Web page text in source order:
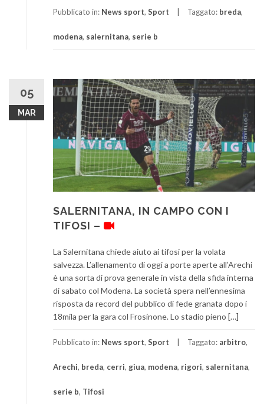
Pubblicato in: News sport, Sport Taggato: breda,
modena, salernitana, serie b
05
MAR
SALERNITANA, IN CAMPO CON I
TIFOSI –
La Salernitana chiede aiuto ai tifosi per la volata
salvezza. L’allenamento di oggi a porte aperte all’Arechi
è una sorta di prova generale in vista della sfida interna
di sabato col Modena. La società spera nell’ennesima
risposta da record del pubblico di fede granata dopo i
18mila per la gara col Frosinone. Lo stadio pieno […]
Pubblicato in: News sport, Sport Taggato: arbitro,
Arechi, breda, cerri, giua, modena, rigori, salernitana,
serie b, Tifosi